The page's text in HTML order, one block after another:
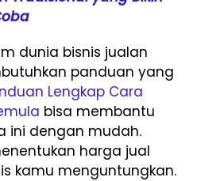
dunia bisnis jualan
panduan yang
Lengkap Cara
bisa membantu
ini dengan mudah.
harga jual
kamu menguntungkan.